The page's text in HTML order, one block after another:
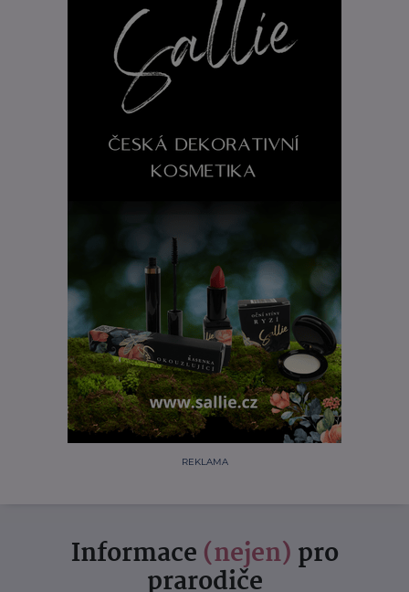
REKLAMA
Informace (nejen) pro
prarodiče